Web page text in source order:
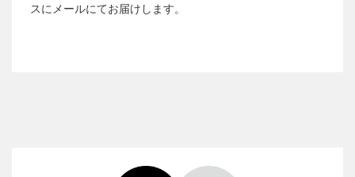
スにメールにてお届けします。